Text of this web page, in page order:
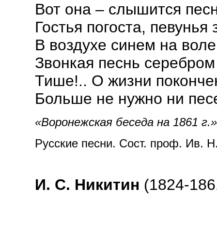
Вот она – слышится
Гостья погоста, певунья
В воздухе синем на
Звонкая песнь
Тише!.. О жизни
Больше не нужно ни
«Воронежская беседа на 1861 г.»
Русские песни. Сост. проф. Ив.
И. С. Никитин (1824-